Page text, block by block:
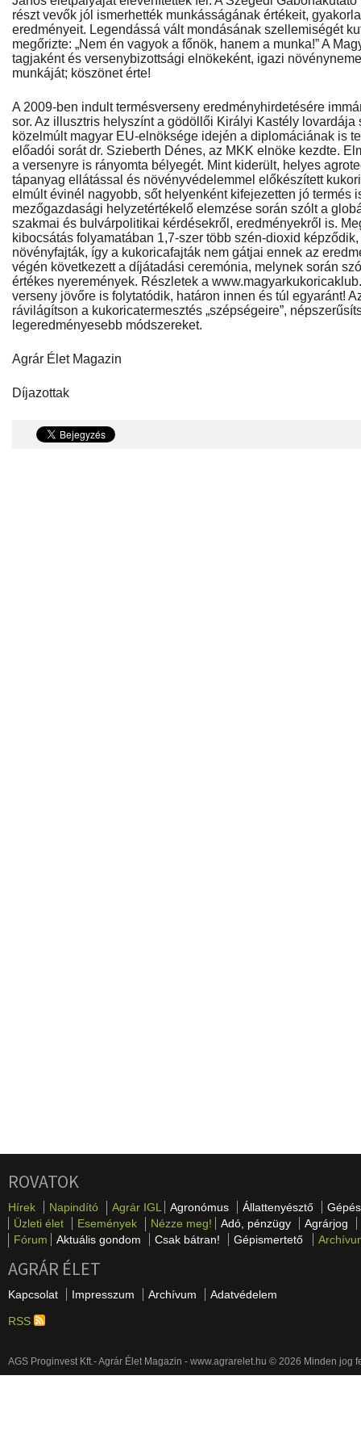
részt vevők jól ismerhették munkásságának értékeit,
eredményeit. Legendássá vált mondásának szellemiségét
megőrizte: „Nem én vagyok a főnök, hanem a munka!” A
tagjaként és versenybizottsági elnökeként, igazi
munkáját; köszönet érte!
A 2009-ben indult termésverseny eredményhirdetésére
sor. Az illusztris helyszínt a gödöllői Királyi Kastély lovardája
közelmúlt magyar EU-elnöksége idején a diplomáciának is
előadói sorát dr. Szieberth Dénes, az MKK elnöke kezdte.
a versenyre is rányomta bélyegét. Mint kiderült, helyes
tápanyag ellátással és növényvédelemmel előkészített
elmúlt évinél nagyobb, sőt helyenként kifejezetten jó termés
mezőgazdasági helyzetértékelő elemzése során szólt a
szakmai és bulvárpolitikai kérdésekről, eredményekről is.
kibocsátás folyamatában 1,7-szer több szén-dioxid
növényfajták, így a kukoricafajták nem gátjai ennek az
végén következett a díjátadási ceremónia, melynek során
értékes nyeremények. Részletek a
verseny jövőre is folytatódik, határon innen és túl egyaránt!
rávilágítson a kukoricatermesztés „szépségeire”,
legeredményesebb módszereket.
Agrár Élet Magazin
Díjazottak
ROVATOK
Hírek Napindító Agrár IGL Agronómus Állattenyésztő
Üzleti élet
Események Nézze meg! Adó, pénzügy
Agrárjog
Fórum
Aktuális gondom Csak bátran! Gépismertető
AGRÁR ÉLET
Kapcsolat Impresszum Archívum Adatvédelem
RSS
AGS Proginvest Kft.- Agrár Élet Magazin - www.agrarelet.hu © 2026 Minden jog